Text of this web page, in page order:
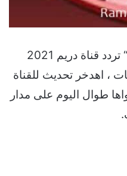
“ تردد قناة دريم 2021
، اهدخر تحديث للقناة
طوال اليوم على مدار